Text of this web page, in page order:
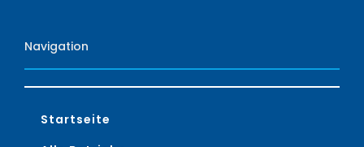
Navigation
Startseite